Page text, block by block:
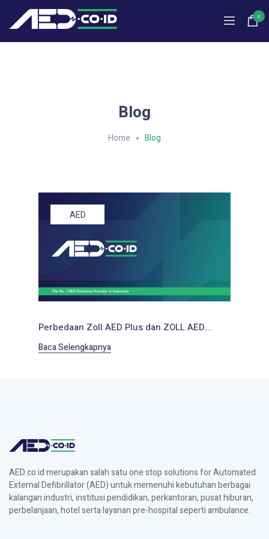
0
Blog
Home Blog
AED
Perbedaan Zoll AED Plus dan ZOLL AED...
Baca Selengkapnya
AED.co.id merupakan salah satu one stop solutions for Automated
External Defibrillator (AED) untuk memenuhi kebutuhan berbagai
kalangan industri, institusi pendidikan, perkantoran, pusat hiburan,
perbelanjaan, hotel serta layanan pre-hospital seperti ambulance.